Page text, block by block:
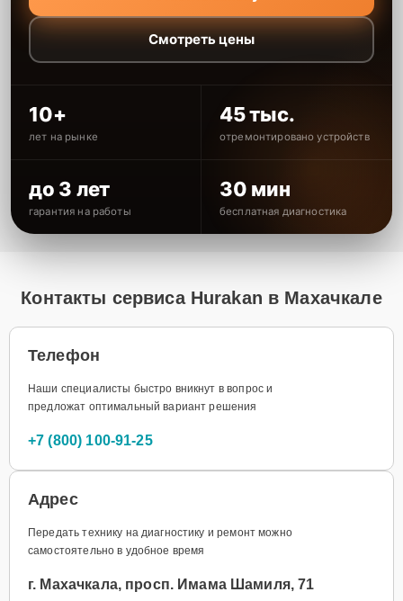
Смотреть цены
10+
лет на рынке
45 тыс.
отремонтировано устройств
до 3 лет
гарантия на работы
30 мин
бесплатная диагностика
Контакты сервиса Hurakan в Махачкале
Телефон
Наши специалисты быстро вникнут в вопрос и
предложат оптимальный вариант решения
+7 (800) 100-91-25
Адрес
Передать технику на диагностику и ремонт можно
самостоятельно в удобное время
г. Махачкала, просп. Имама Шамиля, 71